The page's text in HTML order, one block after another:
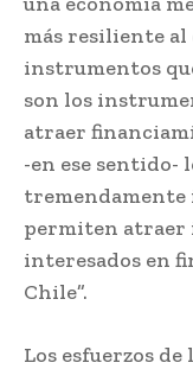
más resiliente al
instrumentos
son los
atraer
-en ese sentido-
tremendamente
permiten atraer
interesados en
Chile”.
Los esfuerzos de